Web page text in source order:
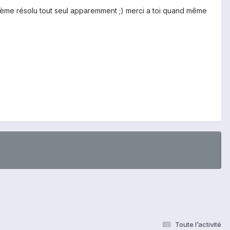
résolu tout seul apparemment ;) merci a toi quand même
Toute l’activité